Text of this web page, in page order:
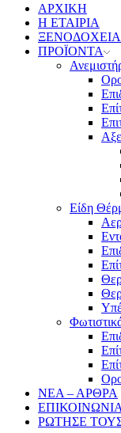
ΑΡΧΙΚΗ
Η ΕΤΑΙΡΙΑ
ΠΡΟΪΟΝΤΑ
Είδη
ΝΕΑ – ΑΡΘΡΑ
ΕΠΙΚΟΙΝΩΝΙΑ
ΡΩΤΗΣΕ